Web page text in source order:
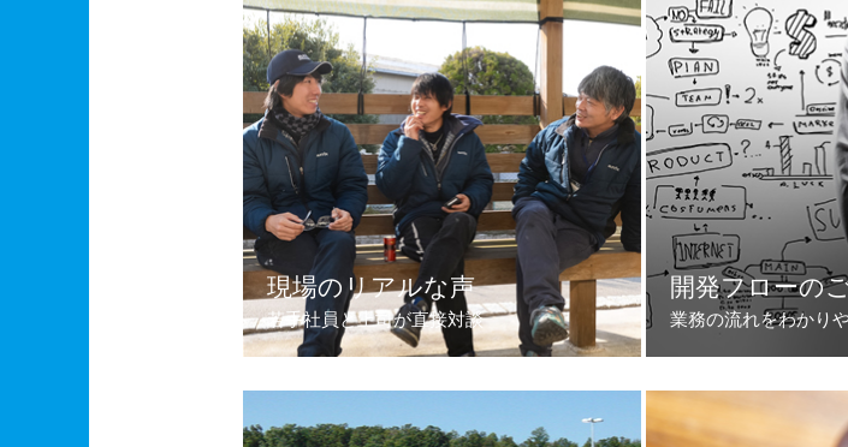
現場のリアルな声
若手社員と上司が直接対談
開発フローの
業務の流れをわかり